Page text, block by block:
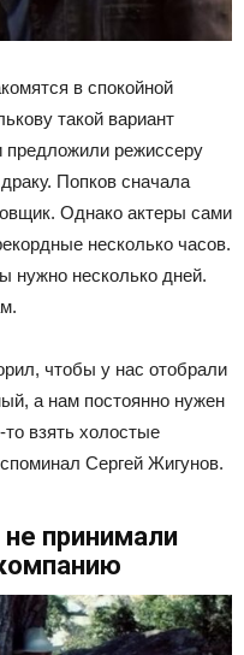
в спокойной
такой вариант
режиссеру
Попков сначала
Однако актеры сами
несколько часов.
нужно несколько дней.
чтобы у нас отобрали
а нам постоянно нужен
взять холостые
Сергей Жигунов.
принимали